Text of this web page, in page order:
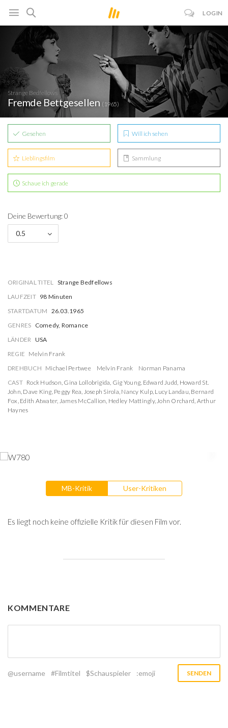
LOGIN
Strange Bedfellows
Fremde Bettgesellen (1965)
Gesehen Will ich sehen
Lieblingsfilm Sammlung
Schaue ich gerade
Deine Bewertung: 0
0.5
ORIGINAL TITEL Strange Bedfellows
LAUFZEIT 98 Minuten
STARTDATUM 26.03.1965
GENRES Comedy, Romance
LÄNDER USA
REGIE Melvin Frank
DREHBUCH Michael Pertwee Melvin Frank
Norman Panama
CAST Rock Hudson, Gina Lollobrigida, Gig Young, Edward Judd, Howard St.
John, Dave King, Peggy Rea, Joseph Sirola, Nancy Kulp, Lucy Landau, Bernard
Fox, Edith Atwater, James McCallion, Hedley Mattingly,John Orchard, Arthur
Haynes
MB-Kritik User-Kritiken
Es liegt noch keine offizielle Kritik für diesen Film vor.
KOMMENTARE
@username #Filmtitel $Schauspieler :emoji